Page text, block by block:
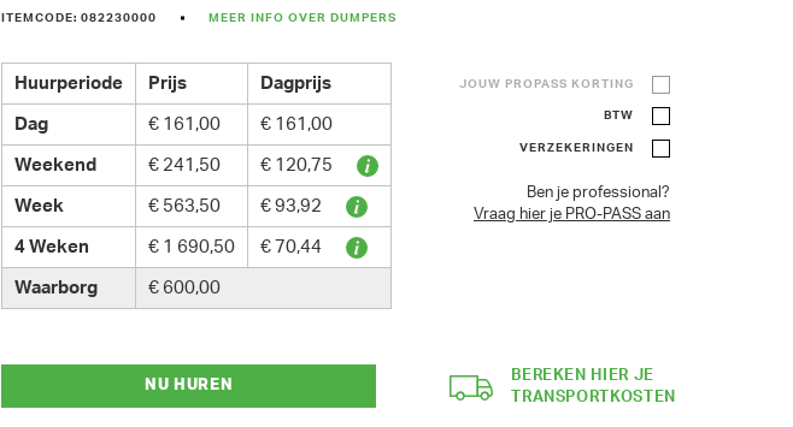
ITEMCODE: 082230000 MEER INFO OVER DUMPERS
Huurperiode Prijs Dagprijs
Dag € 161,00 € 161,00
Weekend € 241,50 € 120,75
Week € 563,50 € 93,92
4 Weken € 1 690,50 € 70,44
Waarborg € 600,00
JOUW PROPASS KORTING
BTW
VERZEKERINGEN
Ben je professional?
Vraag hier je PRO-PASS aan
NU HUREN
BEREKEN HIER JE
TRANSPORTKOSTEN